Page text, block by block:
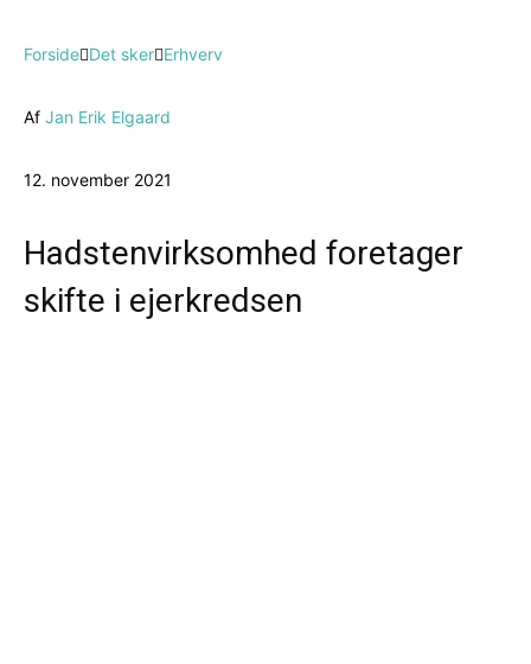
Forside Det sker Erhverv
Af Jan Erik Elgaard
12. november 2021
Hadstenvirksomhed foretager
skifte i ejerkredsen